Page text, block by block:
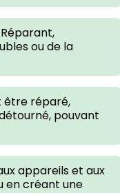
ou de la
être réparé,
pouvant
appareils et aux
en créant une